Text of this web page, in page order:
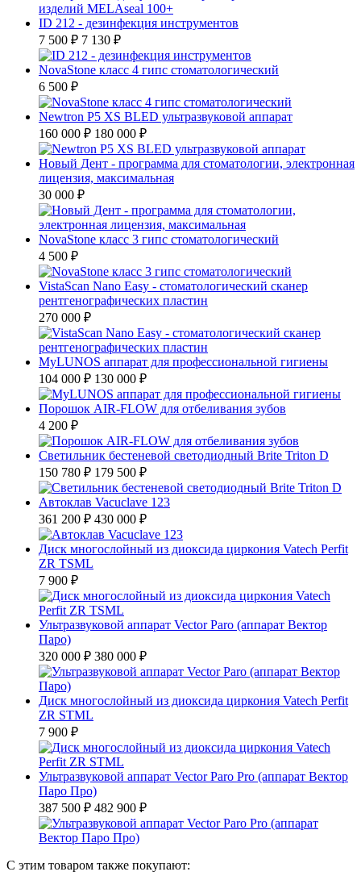
ID 212 - дезинфекция инструментов
7 500 ₽ 7 130 ₽
NovaStone класс 4 гипс стоматологический
6 500 ₽
Newtron P5 XS BLED ультразвуковой аппарат
160 000 ₽ 180 000 ₽
Новый Дент - программа для стоматологии, электронная
лицензия, максимальная
30 000 ₽
NovaStone класс 3 гипс стоматологический
4 500 ₽
VistaScan Nano Easy - стоматологический сканер
рентгенографических пластин
270 000 ₽
MyLUNOS аппарат для профессиональной гигиены
104 000 ₽ 130 000 ₽
Порошок AIR-FLOW для отбеливания зубов
4 200 ₽
Светильник бестеневой светодиодный Brite Triton D
150 780 ₽ 179 500 ₽
Автоклав Vacuclave 123
361 200 ₽ 430 000 ₽
Диск многослойный из диоксида циркония Vatech Perfit
ZR TSML
7 900 ₽
Ультразвуковой аппарат Vector Paro (аппарат Вектор
Паро)
320 000 ₽ 380 000 ₽
Диск многослойный из диоксида циркония Vatech Perfit
ZR STML
7 900 ₽
Ультразвуковой аппарат Vector Paro Pro (аппарат Вектор
Паро Про)
387 500 ₽ 482 900 ₽
С этим товаром также покупают: